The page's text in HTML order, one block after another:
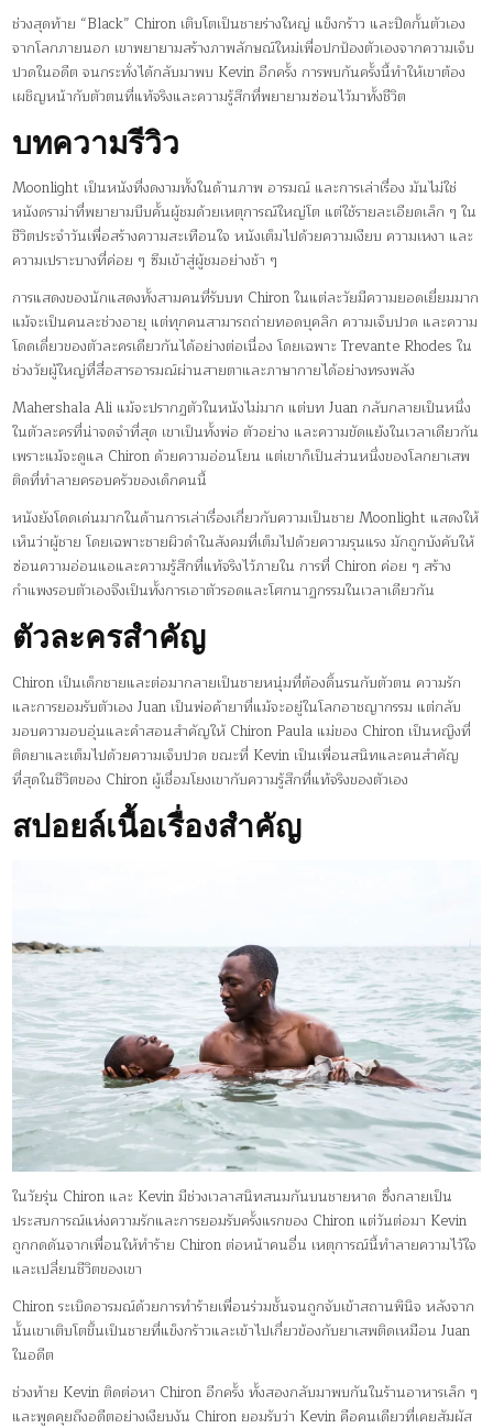
ช่วงสุดท้าย “Black” Chiron เติบโตเป็นชายร่างใหญ่ แข็งกร้าว และปิดกั้นตัวเอง
จากโลกภายนอก เขาพยายามสร้างภาพลักษณ์ใหม่เพื่อปกป้องตัวเองจากความเจ็บ
ปวดในอดีต จนกระทั่งได้กลับมาพบ Kevin อีกครั้ง การพบกันครั้งนี้ทำให้เขาต้อง
เผชิญหน้ากับตัวตนที่แท้จริงและความรู้สึกที่พยายามซ่อนไว้มาทั้งชีวิต
บทความรีวิว
Moonlight เป็นหนังที่งดงามทั้งในด้านภาพ อารมณ์ และการเล่าเรื่อง มันไม่ใช่
หนังดราม่าที่พยายามบีบคั้นผู้ชมด้วยเหตุการณ์ใหญ่โต แต่ใช้รายละเอียดเล็ก ๆ ใน
ชีวิตประจำวันเพื่อสร้างความสะเทือนใจ หนังเต็มไปด้วยความเงียบ ความเหงา และ
ความเปราะบางที่ค่อย ๆ ซึมเข้าสู่ผู้ชมอย่างช้า ๆ
การแสดงของนักแสดงทั้งสามคนที่รับบท Chiron ในแต่ละวัยมีความยอดเยี่ยมมาก
แม้จะเป็นคนละช่วงอายุ แต่ทุกคนสามารถถ่ายทอดบุคลิก ความเจ็บปวด และความ
โดดเดี่ยวของตัวละครเดียวกันได้อย่างต่อเนื่อง โดยเฉพาะ Trevante Rhodes ใน
ช่วงวัยผู้ใหญ่ที่สื่อสารอารมณ์ผ่านสายตาและภาษากายได้อย่างทรงพลัง
Mahershala Ali แม้จะปรากฏตัวในหนังไม่มาก แต่บท Juan กลับกลายเป็นหนึ่ง
ในตัวละครที่น่าจดจำที่สุด เขาเป็นทั้งพ่อ ตัวอย่าง และความขัดแย้งในเวลาเดียวกัน
เพราะแม้จะดูแล Chiron ด้วยความอ่อนโยน แต่เขาก็เป็นส่วนหนึ่งของโลกยาเสพ
ติดที่ทำลายครอบครัวของเด็กคนนี้
หนังยังโดดเด่นมากในด้านการเล่าเรื่องเกี่ยวกับความเป็นชาย Moonlight แสดงให้
เห็นว่าผู้ชาย โดยเฉพาะชายผิวดำในสังคมที่เต็มไปด้วยความรุนแรง มักถูกบังคับให้
ซ่อนความอ่อนแอและความรู้สึกที่แท้จริงไว้ภายใน การที่ Chiron ค่อย ๆ สร้าง
กำแพงรอบตัวเองจึงเป็นทั้งการเอาตัวรอดและโศกนาฏกรรมในเวลาเดียวกัน
ตัวละครสำคัญ
Chiron เป็นเด็กชายและต่อมากลายเป็นชายหนุ่มที่ต้องดิ้นรนกับตัวตน ความรัก
และการยอมรับตัวเอง Juan เป็นพ่อค้ายาที่แม้จะอยู่ในโลกอาชญากรรม แต่กลับ
มอบความอบอุ่นและคำสอนสำคัญให้ Chiron Paula แม่ของ Chiron เป็นหญิงที่
ติดยาและเต็มไปด้วยความเจ็บปวด ขณะที่ Kevin เป็นเพื่อนสนิทและคนสำคัญ
ที่สุดในชีวิตของ Chiron ผู้เชื่อมโยงเขากับความรู้สึกที่แท้จริงของตัวเอง
สปอยล์เนื้อเรื่องสำคัญ
ในวัยรุ่น Chiron และ Kevin มีช่วงเวลาสนิทสนมกันบนชายหาด ซึ่งกลายเป็น
ประสบการณ์แห่งความรักและการยอมรับครั้งแรกของ Chiron แต่วันต่อมา Kevin
ถูกกดดันจากเพื่อนให้ทำร้าย Chiron ต่อหน้าคนอื่น เหตุการณ์นี้ทำลายความไว้ใจ
และเปลี่ยนชีวิตของเขา
Chiron ระเบิดอารมณ์ด้วยการทำร้ายเพื่อนร่วมชั้นจนถูกจับเข้าสถานพินิจ หลังจาก
นั้นเขาเติบโตขึ้นเป็นชายที่แข็งกร้าวและเข้าไปเกี่ยวข้องกับยาเสพติดเหมือน Juan
ในอดีต
ช่วงท้าย Kevin ติดต่อหา Chiron อีกครั้ง ทั้งสองกลับมาพบกันในร้านอาหารเล็ก ๆ
และพูดคุยถึงอดีตอย่างเงียบงัน Chiron ยอมรับว่า Kevin คือคนเดียวที่เคยสัมผัส